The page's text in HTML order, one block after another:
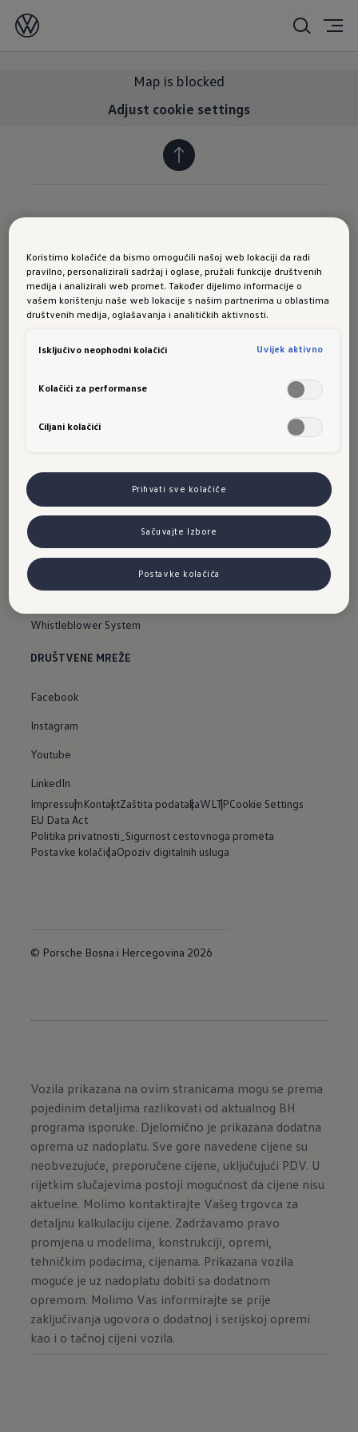
Map is blocked
Adjust cookie settings
Novosti
Volkswagen privredna vozila
PODRŠKA
Kontakt
Sitemap
Whistleblower System
DRUŠTVENE MREŽE
Facebook
Instagram
Youtube
LinkedIn
ImpressumKontaktZaštita podatakaWLTPCookie Settings
EU Data Act
Politika privatnosti_Sigurnost cestovnoga prometa
Postavke kolačićaOpoziv digitalnih usluga
© Porsche Bosna i Hercegovina 2026
Vozila prikazana na ovim stranicama mogu se prema
pojedinim detaljima razlikovati od aktualnog BH
programa isporuke. Djelomično je prikazana dodatna
oprema uz nadoplatu. Sve gore navedene cijene su
neobvezujuće, preporučene cijene, uključujući PDV. U
rijetkim slučajevima postoji mogućnost da cijene nisu
aktuelne. Molimo kontaktirajte Vašeg trgovca za
detaljnu kalkulaciju cijene. Zadržavamo pravo
promjena u modelima, konstrukciji, opremi,
tehničkim podacima, cijenama. Prikazana vozila
moguće je uz nadoplatu dobiti sa dodatnom
opremom. Molimo Vas informirajte se prije
zaključivanja ugovora o dodatnoj i serijskoj opremi
kao i o tačnoj cijeni vozila.
Koristimo kolačiće da bismo omogućili našoj web lokaciji da radi
pravilno, personalizirali sadržaj i oglase, pružali funkcije društvenih
medija i analizirali web promet. Također dijelimo informacije o
vašem korištenju naše web lokacije s našim partnerima u oblastima
društvenih medija, oglašavanja i analitičkih aktivnosti.
Isključivo neophodni kolačići Uvijek aktivno
Kolačići za performanse
Ciljani kolačići
Prihvati sve kolačiće
Sačuvajte Izbore
Postavke kolačića